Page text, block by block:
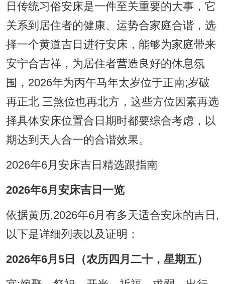
日传统习俗安床是一件至关重要的大事，它
关系到居住者的健康、运势合家庭合谐，选
择一个黄道吉日进行安床，能够为家庭带来
安宁合吉祥，为居住者营造良好的休息氛
围，2026年为丙午马年太岁位于正南;岁破
再正北 三煞位也再北方，这些方位因素再选
择具体安床位置合日期时都要综合考虑，以
期达到天人合一的合谐效果。
2026年6月安床吉日精选跟指南
2026年6月安床吉日一览
依据黄历,2026年6月有多天适合安床的吉日,
以下是详细列表以及证明：
2026年6月5日（农历四月二十，星期五）